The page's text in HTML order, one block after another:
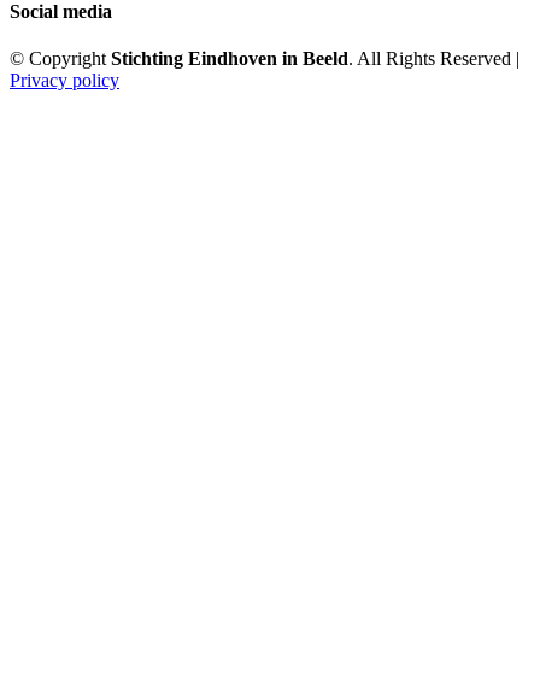
Social media
© CopyrightStichting Eindhoven in Beeld. All Rights Reserved |
Privacy policy